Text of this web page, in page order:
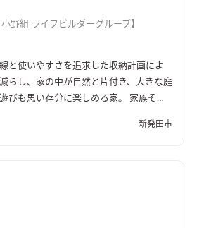
野組 ライフビルダーグループ】
と使いやすさを追求した収納計画によ
らし、家の中が自然と片付き、大きな庭
びも思い存分に楽しめる家。 家族それ
やりたいコト』が毎日スムーズにスイ
な心地よい家。
新発田市